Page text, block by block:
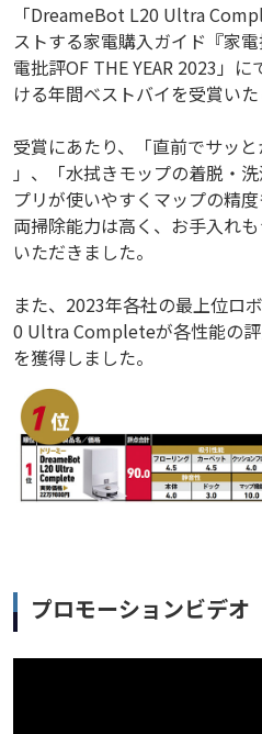
「DreameBot L20 Ultra
ストする家電購入ガイド『家
電批評OF THE YEAR 2023」
ける年間ベストバイを受賞いた
受賞にあたり、「直前でサッ
」、「水拭きモップの着脱・
プリが使いやすくマップの精
両掃除能力は高く、お手入れ
いただきました。
また、2023年各社の最上位ロ
0 Ultra Completeが各性能の
を獲得しました。
プロモーションビデオ